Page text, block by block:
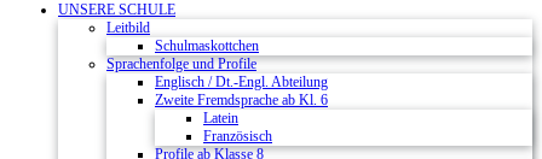
UNSERE SCHULE
Leitbild
Schulmaskottchen
Sprachenfolge und Profile
Englisch / Dt.-Engl. Abteilung
Zweite Fremdsprache ab Kl. 6
Latein
Französisch
Profile ab Klasse 8